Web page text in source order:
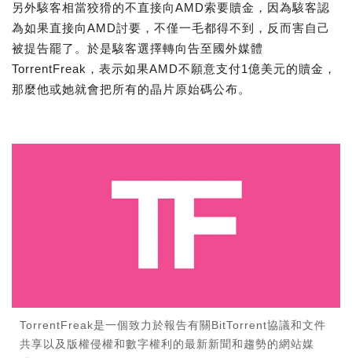
另外駭客相當狡猾的不直接向AMD索要贖金，因為駭客認
為如果直接向AMD討要，不僅一毛都得不到，反而害自己
被提告罷了。於是駭客選擇轉向告至國外媒體
TorrentFreak，表示如果AMD不願意支付1億美元的贖金，
那麼他或她就會把所有的晶片原始碼公布。
TorrentFreak是一個致力於報告有關BitTorrent協議和文件
共享以及版權侵權和數字權利的最新新聞和趨勢的網站媒